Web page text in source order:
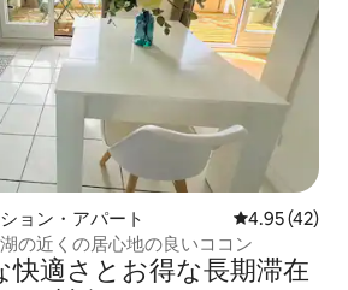
ョン・アパート レビュー42
4.95 (42)
の近くの居心地の良いココン
快⁠適⁠さ⁠とお⁠得⁠な長⁠期⁠滞⁠在